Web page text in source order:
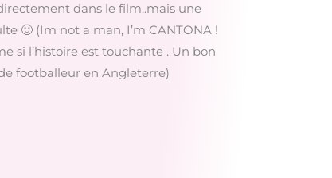
dans le film..mais une
🙂 (Im not a man, I’m CANTONA !
si l’histoire est touchante . Un bon
footballeur en Angleterre)